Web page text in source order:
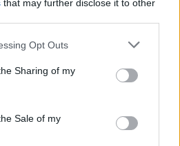
that may further disclose it to other
app uses one or more Google
behaviour. You may click to
and its third-party tags to
purposes in below Google
Opt Outs
Sharing of my
Sale of my